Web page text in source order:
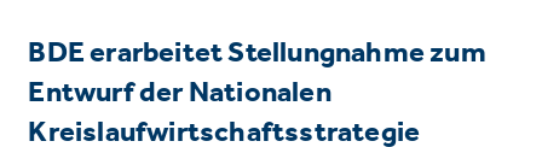
BDE erarbeitet Stellungnahme zum
Entwurf der Nationalen
Kreislaufwirtschaftsstrategie